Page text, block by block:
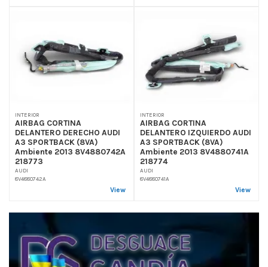
INTERIOR
AIRBAG CORTINA
DELANTERO DERECHO AUDI
A3 SPORTBACK (8VA)
Ambiente 2013 8V4880742A
218773
AUDI
8V4880742A
View
INTERIOR
AIRBAG CORTINA
DELANTERO IZQUIERDO AUDI
A3 SPORTBACK (8VA)
Ambiente 2013 8V4880741A
218774
AUDI
8V4880741A
View